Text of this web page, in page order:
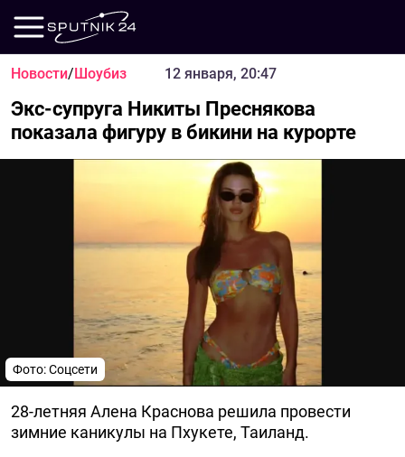
Новости/Шоубиз 12 января, 20:47
Экс-супруга Никиты Преснякова
показала фигуру в бикини на курорте
Фото: Соцсети
28-летняя Алена Краснова решила провести
зимние каникулы на Пхукете, Таиланд.